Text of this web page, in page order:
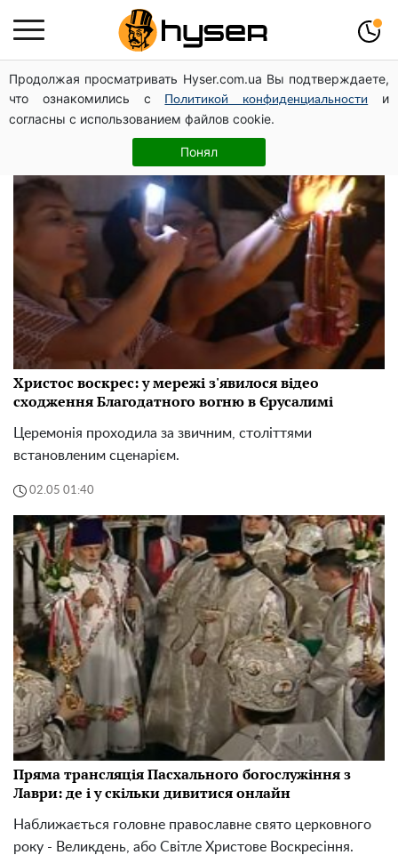
Продолжая просматривать Hyser.com.ua Вы подтверждаете,
что ознакомились с
Политикой конфиденциальности
и
согласны с использованием файлов cookie.
Понял
Оксана Сонькова
Христос воскрес: у мережі з'явилося відео
сходження Благодатного вогню в Єрусалимі
Церемонія проходила за звичним, століттями
встановленим сценарієм.
02.05 01:40
Пряма трансляція Пасхального богослужіння з
Лаври: де і у скільки дивитися онлайн
Наближається головне православне свято церковного
року - Великдень, або Світле Христове Воскресіння.